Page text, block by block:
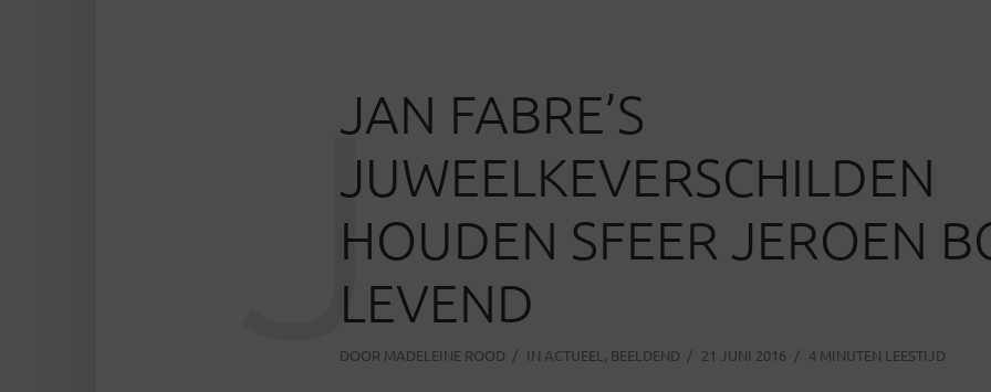
JAN FABRE’S
JUWEELKEVERSCHILDEN
HOUDEN SFEER JEROEN
LEVEND
DOOR MADELEINE ROOD IN ACTUEEL , BEELDEND 21 JUNI 2016 4 MINUTEN LEESTIJD
J